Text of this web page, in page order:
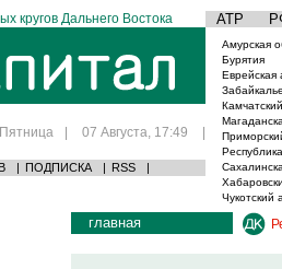
кругов Дальнего Востока АТР
Пятница | 07 Августа, 17:49 |
| ПОДПИСКА | RSS |
Амурская
Бурятия
Еврейская
Чукотский
главная